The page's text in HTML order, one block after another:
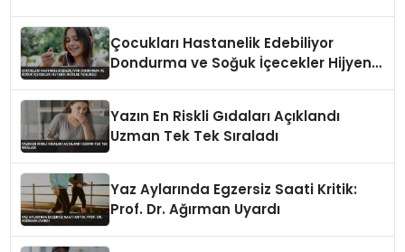
Çocukları Hastanelik Edebiliyor
Dondurma ve Soğuk İçecekler Hijyenik
Yazın En Riskli Gıdaları Açıklandı
Uzman Tek Tek Sıraladı
Yaz Aylarında Egzersiz Saati Kritik:
Prof. Dr. Ağırman Uyardı